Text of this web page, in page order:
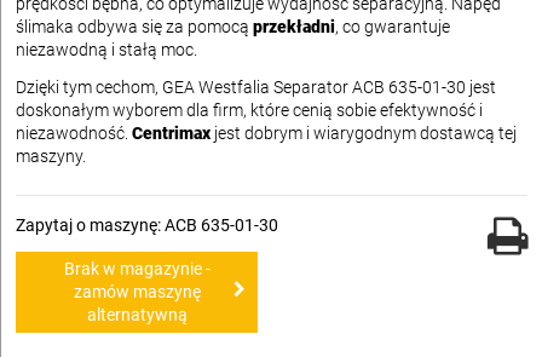
ślimaka odbywa się za pomocą przekładni, co gwarantuje
niezawodną i stałą moc.
Dzięki tym cechom, GEA Westfalia Separator ACB 635-01-30 jest
doskonałym wyborem dla firm, które cenią sobie efektywność i
niezawodność. Centrimax jest dobrym i wiarygodnym dostawcą tej
maszyny.
Zapytaj o maszynę: ACB 635-01-30
Brak w magazynie -
zamów maszynę
alternatywną